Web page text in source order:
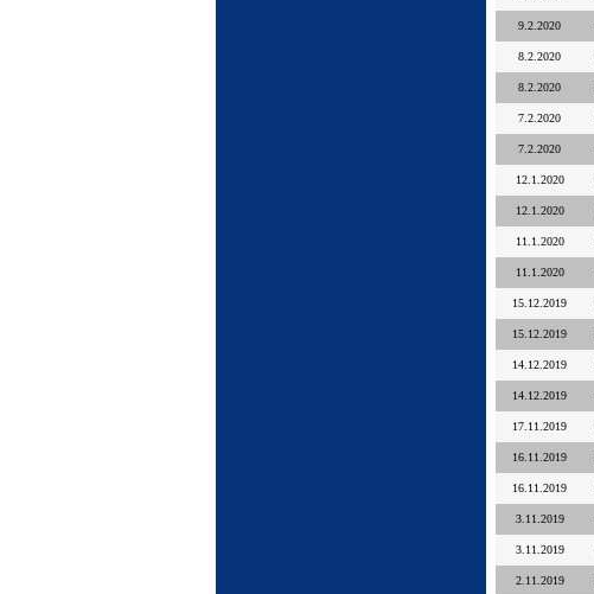
9.2.2020
8.2.2020
8.2.2020
7.2.2020
7.2.2020
12.1.2020
12.1.2020
11.1.2020
11.1.2020
15.12.2019
15.12.2019
14.12.2019
14.12.2019
17.11.2019
16.11.2019
16.11.2019
3.11.2019
3.11.2019
2.11.2019